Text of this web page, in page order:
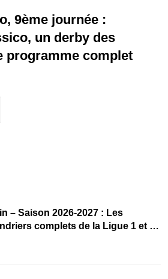
9ème journée :
un derby des
programme complet
– Saison 2026-2027 : Les
complets de la Ligue 1 et de